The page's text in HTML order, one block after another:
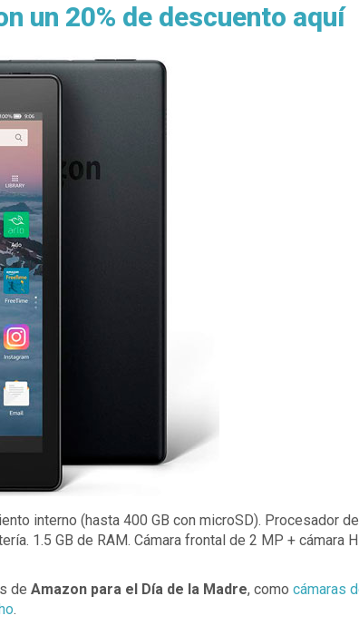
un 20% de descuento aquí
interno (hasta 400 GB con microSD). Procesador de
1.5 GB de RAM. Cámara frontal de 2 MP + cámara
de Amazon para el Día de la Madre, como cámaras
.